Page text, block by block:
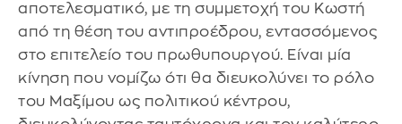
αποτελεσματικό, με τη συμμετοχή του Κωστή
από τη θέση του αντιπροέδρου, εντασσόμενος
στο επιτελείο του πρωθυπουργού. Είναι μία
κίνηση που νομίζω ότι θα διευκολύνει το ρόλο
του Μαξίμου ως πολιτικού κέντρου,